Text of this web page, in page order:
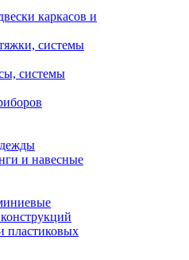
каркасов и
системы
системы
и навесные